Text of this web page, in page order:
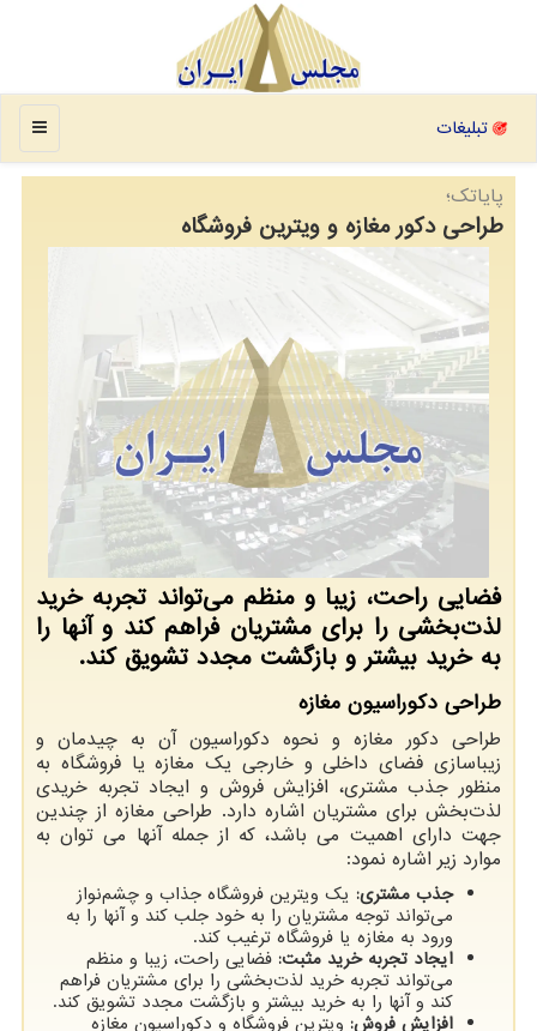
منو تبلیغات
پایاتک؛
طراحی دکور مغازه و ویترین فروشگاه
فضایی راحت، زیبا و منظم می‌تواند تجربه خرید
لذت‌بخشی را برای مشتریان فراهم کند و آنها را
به خرید بیشتر و بازگشت مجدد تشویق کند.
طراحی دکوراسیون مغازه
طراحی دکور مغازه و نحوه دکوراسیون آن به چیدمان و
زیباسازی فضای داخلی و خارجی یک مغازه یا فروشگاه به
منظور جذب مشتری، افزایش فروش و ایجاد تجربه خریدی
لذت‌بخش برای مشتریان اشاره دارد. طراحی مغازه از چندین
جهت دارای اهمیت می باشد، که از جمله آنها می توان به
موارد زیر اشاره نمود:
جذب مشتری: یک ویترین فروشگاه جذاب و چشم‌نواز
می‌تواند توجه مشتریان را به خود جلب کند و آنها را به
ورود به مغازه یا فروشگاه ترغیب کند.
ایجاد تجربه خرید مثبت: فضایی راحت، زیبا و منظم
می‌تواند تجربه خرید لذت‌بخشی را برای مشتریان فراهم
کند و آنها را به خرید بیشتر و بازگشت مجدد تشویق کند.
افزایش فروش: ویترین فروشگاه و دکوراسیون مغازه